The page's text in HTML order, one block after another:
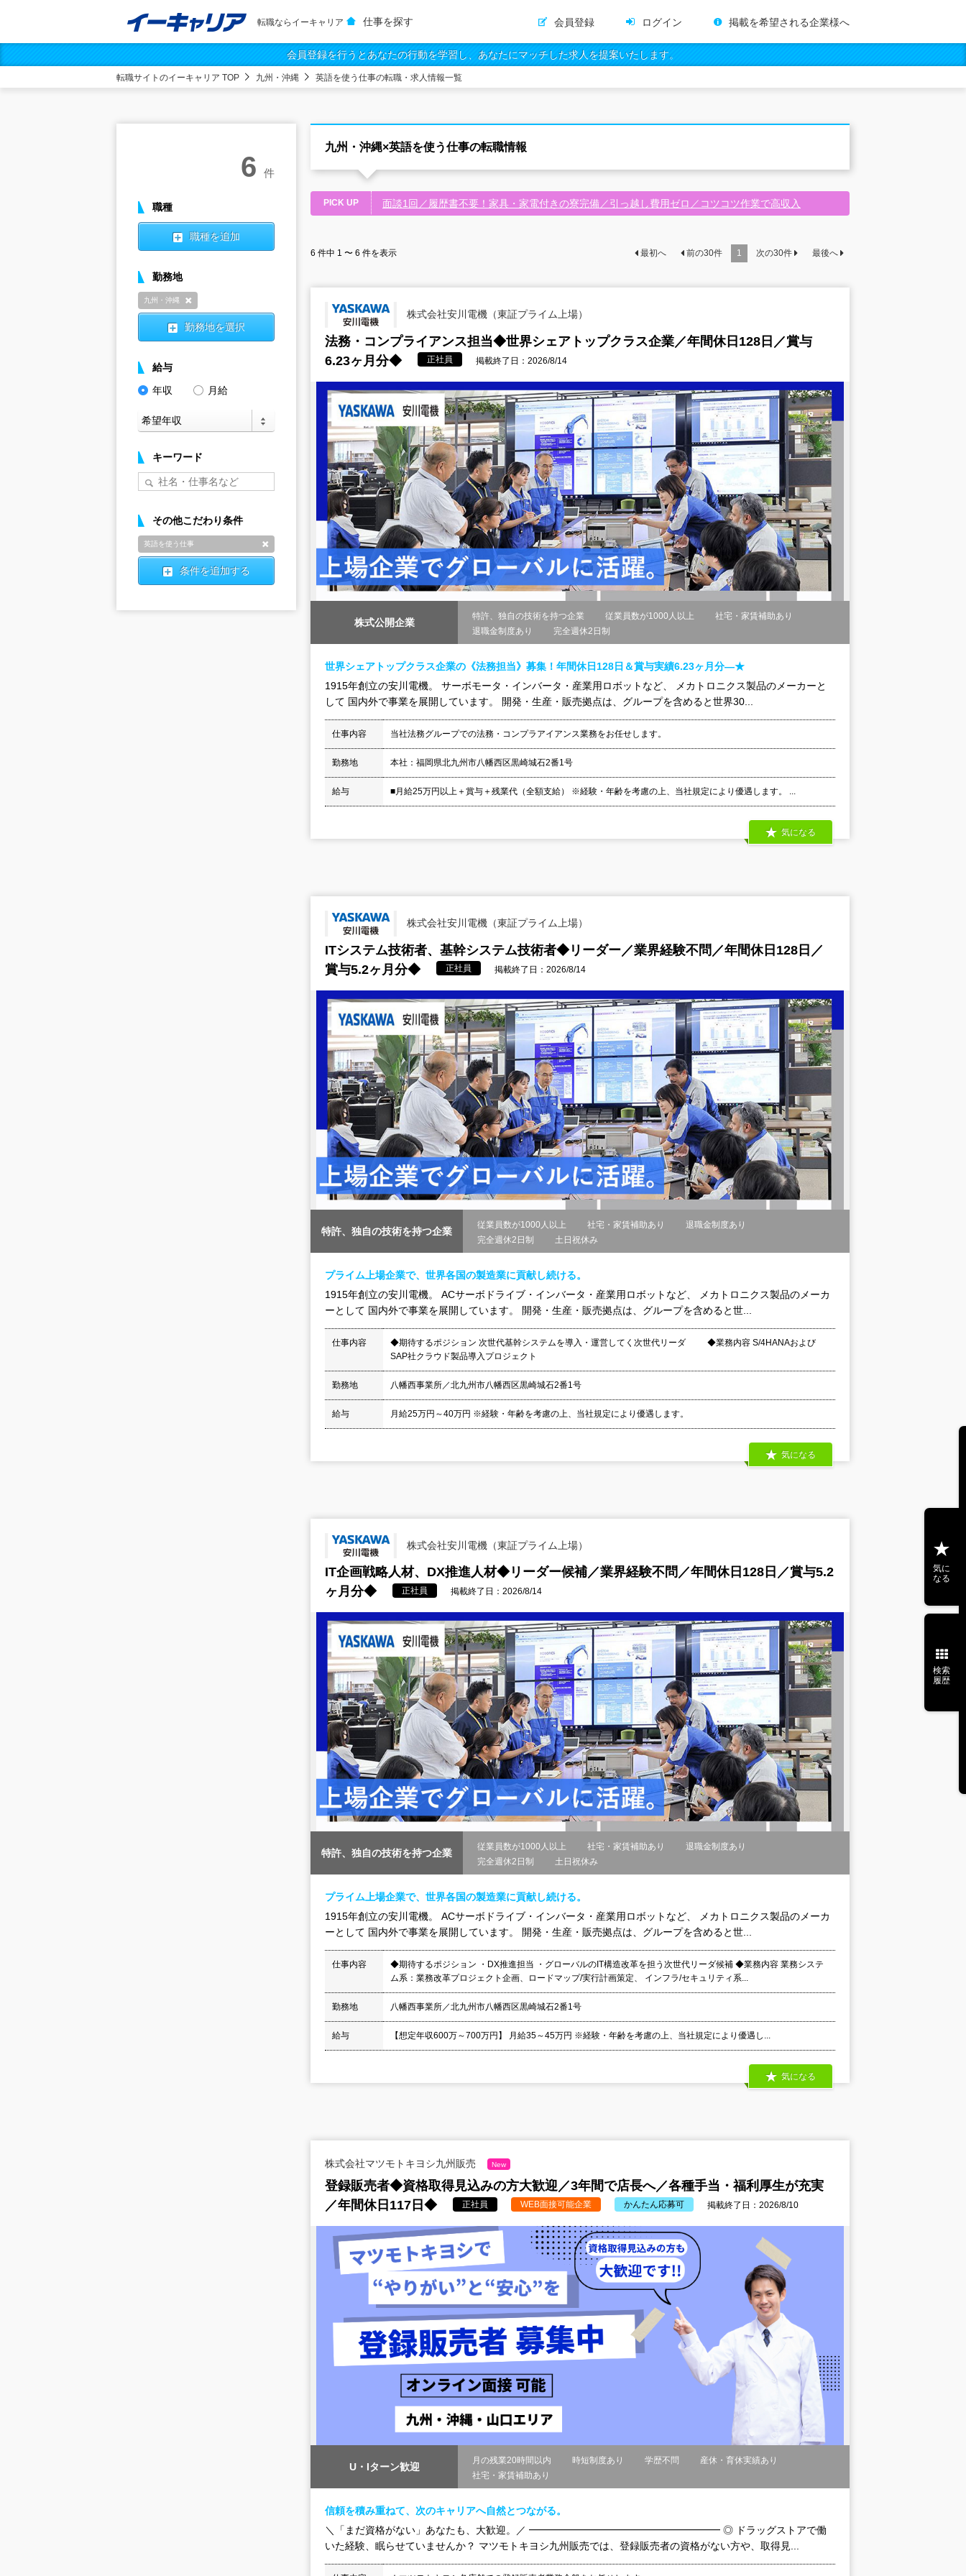
転職ならイーキャリア 仕事を探す 会員登録 ログイン 掲載を希望される企業様へ
会員登録を行うとあなたの行動を学習し、あなたにマッチした求人を提案いたします。
転職サイトのイーキャリア TOP 九州・沖縄 英語を使う仕事の転職・求人情報一覧
九州・沖縄×英語を使う仕事の転職情報
PICK UP 面談1回／履歴書不要！家具・家電付きの寮完備／引っ越し費用ゼロ／コツコツ作業で高収入
6 件中 1 〜 6 件を表示 最初へ 前の30件 1 次の30件 最後へ
株式会社安川電機（東証プライム上場）
法務・コンプライアンス担当◆世界シェアトップクラス企業／年間休日128日／賞与
6.23ヶ月分◆
正社員 掲載終了日：2026/8/14
株式公開企業
特許、独自の技術を持つ企業 従業員数が1000人以上
社宅・家賃補助あり
退職金制度あり
完全週休2日制
世界シェアトップクラス企業の《法務担当》募集！年間休日128日＆賞与実績6.23ヶ月分―★
1915年創立の安川電機。 サーボモータ・インバータ・産業用ロボットなど、 メカトロニクス製品のメーカーと
して 国内外で事業を展開しています。 開発・生産・販売拠点は、グループを含めると世界30...
仕事内容 当社法務グループでの法務・コンプラアイアンス業務をお任せします。
勤務地 本社：福岡県北九州市八幡西区黒崎城石2番1号
給与 ■月給25万円以上＋賞与＋残業代（全額支給） ※経験・年齢を考慮の上、当社規定により優遇します。 ...
気になる
株式会社安川電機（東証プライム上場）
ITシステム技術者、基幹システム技術者◆リーダー／業界経験不問／年間休日128日／
賞与5.2ヶ月分◆
正社員 掲載終了日：2026/8/14
特許、独自の技術を持つ企業
従業員数が1000人以上 社宅・家賃補助あり
退職金制度あり
完全週休2日制
土日祝休み
プライム上場企業で、世界各国の製造業に貢献し続ける。
1915年創立の安川電機。 ACサーボドライブ・インバータ・産業用ロボットなど、 メカトロニクス製品のメーカ
ーとして 国内外で事業を展開しています。 開発・生産・販売拠点は、グループを含めると世...
仕事内容
◆期待するポジション 次世代基幹システムを導入・運営してく次世代リーダ ◆業務内容 S/4HANAおよび
SAP社クラウド製品導入プロジェクト
勤務地 八幡西事業所／北九州市八幡西区黒崎城石2番1号
給与 月給25万円～40万円 ※経験・年齢を考慮の上、当社規定により優遇します。
気になる
株式会社安川電機（東証プライム上場）
IT企画戦略人材、DX推進人材◆リーダー候補／業界経験不問／年間休日128日／賞与5.2
ヶ月分◆
正社員 掲載終了日：2026/8/14
特許、独自の技術を持つ企業
従業員数が1000人以上 社宅・家賃補助あり
退職金制度あり
完全週休2日制
土日祝休み
プライム上場企業で、世界各国の製造業に貢献し続ける。
1915年創立の安川電機。 ACサーボドライブ・インバータ・産業用ロボットなど、 メカトロニクス製品のメーカ
ーとして 国内外で事業を展開しています。 開発・生産・販売拠点は、グループを含めると世...
仕事内容
◆期待するポジション ・DX推進担当 ・グローバルのIT構造改革を担う次世代リーダ候補 ◆業務内容 業務システ
ム系：業務改革プロジェクト企画、ロードマップ/実行計画策定、 インフラ/セキュリティ系...
勤務地 八幡西事業所／北九州市八幡西区黒崎城石2番1号
給与 【想定年収600万～700万円】 月給35～45万円 ※経験・年齢を考慮の上、当社規定により優遇し...
気になる
株式会社マツモトキヨシ九州販売 New
登録販売者◆資格取得見込みの方大歓迎／3年間で店長へ／各種手当・福利厚生が充実
／年間休日117日◆
正社員 WEB面接可能企業 かんたん応募可 掲載終了日：2026/8/10
U・Iターン歓迎
月の残業20時間以内 時短制度あり 学歴不問
産休・育休実績あり
社宅・家賃補助あり
信頼を積み重ねて、次のキャリアへ自然とつながる。
＼「まだ資格がない」あなたも、大歓迎。／ ━━━━━━━━━━━━━━━━━━━ ◎ ドラッグストアで働
いた経験、眠らせていませんか？ マツモトキヨシ九州販売では、登録販売者の資格がない方や、取得見...
6 件
職種
職種を追加
勤務地
九州・沖縄
勤務地を選択
給与
年収
月給
キーワード
その他こだわり条件
英語を使う仕事
条件を追加する
気に
なる
検索
履歴